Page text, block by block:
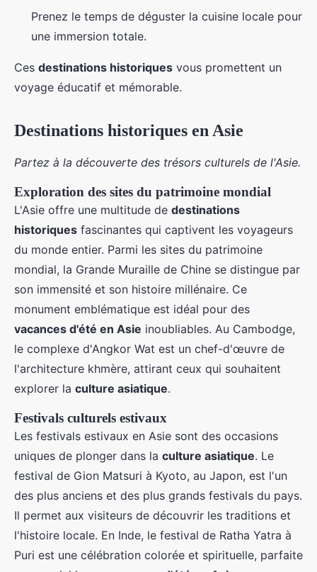
Prenez le temps de déguster la cuisine locale pour
une immersion totale.
Ces destinations historiques vous promettent un
voyage éducatif et mémorable.
Destinations historiques en Asie
Partez à la découverte des trésors culturels de l'Asie.
Exploration des sites du patrimoine mondial
L'Asie offre une multitude de destinations
historiques fascinantes qui captivent les voyageurs
du monde entier. Parmi les sites du patrimoine
mondial, la Grande Muraille de Chine se distingue par
son immensité et son histoire millénaire. Ce
monument emblématique est idéal pour des
vacances d'été en Asie inoubliables. Au Cambodge,
le complexe d'Angkor Wat est un chef-d'œuvre de
l'architecture khmère, attirant ceux qui souhaitent
explorer la culture asiatique.
Festivals culturels estivaux
Les festivals estivaux en Asie sont des occasions
uniques de plonger dans la culture asiatique. Le
festival de Gion Matsuri à Kyoto, au Japon, est l'un
des plus anciens et des plus grands festivals du pays.
Il permet aux visiteurs de découvrir les traditions et
l'histoire locale. En Inde, le festival de Ratha Yatra à
Puri est une célébration colorée et spirituelle, parfaite